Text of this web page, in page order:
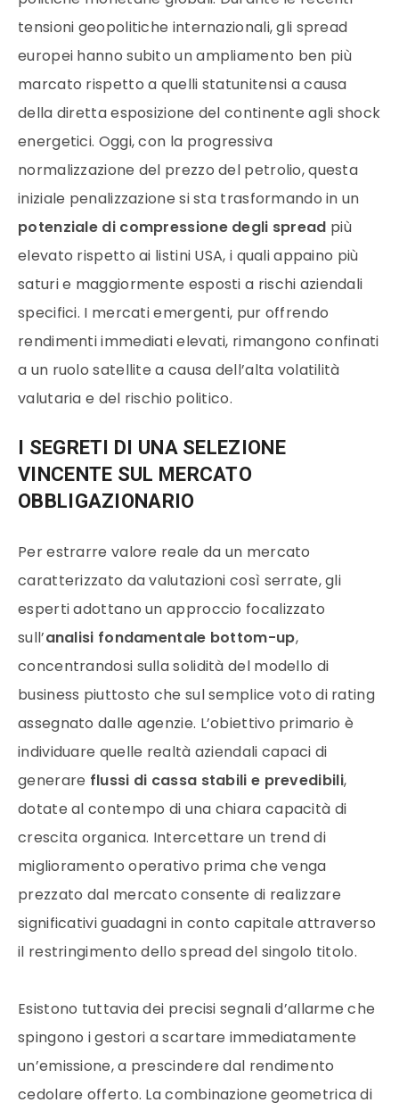
tensioni geopolitiche internazionali, gli spread
europei hanno subito un ampliamento ben più
marcato rispetto a quelli statunitensi a causa
della diretta esposizione del continente agli shock
energetici. Oggi, con la progressiva
normalizzazione del prezzo del petrolio, questa
iniziale penalizzazione si sta trasformando in un
potenziale di compressione degli spread più
elevato rispetto ai listini USA, i quali appaino più
saturi e maggiormente esposti a rischi aziendali
specifici. I mercati emergenti, pur offrendo
rendimenti immediati elevati, rimangono confinati
a un ruolo satellite a causa dell’alta volatilità
valutaria e del rischio politico.
I SEGRETI DI UNA SELEZIONE
VINCENTE SUL MERCATO
OBBLIGAZIONARIO
Per estrarre valore reale da un mercato
caratterizzato da valutazioni così serrate, gli
esperti adottano un approccio focalizzato
sull’analisi fondamentale bottom-up,
concentrandosi sulla solidità del modello di
business piuttosto che sul semplice voto di rating
assegnato dalle agenzie. L’obiettivo primario è
individuare quelle realtà aziendali capaci di
generare flussi di cassa stabili e prevedibili,
dotate al contempo di una chiara capacità di
crescita organica. Intercettare un trend di
miglioramento operativo prima che venga
prezzato dal mercato consente di realizzare
significativi guadagni in conto capitale attraverso
il restringimento dello spread del singolo titolo.
Esistono tuttavia dei precisi segnali d’allarme che
spingono i gestori a scartare immediatamente
un’emissione, a prescindere dal rendimento
cedolare offerto. La combinazione geometrica di